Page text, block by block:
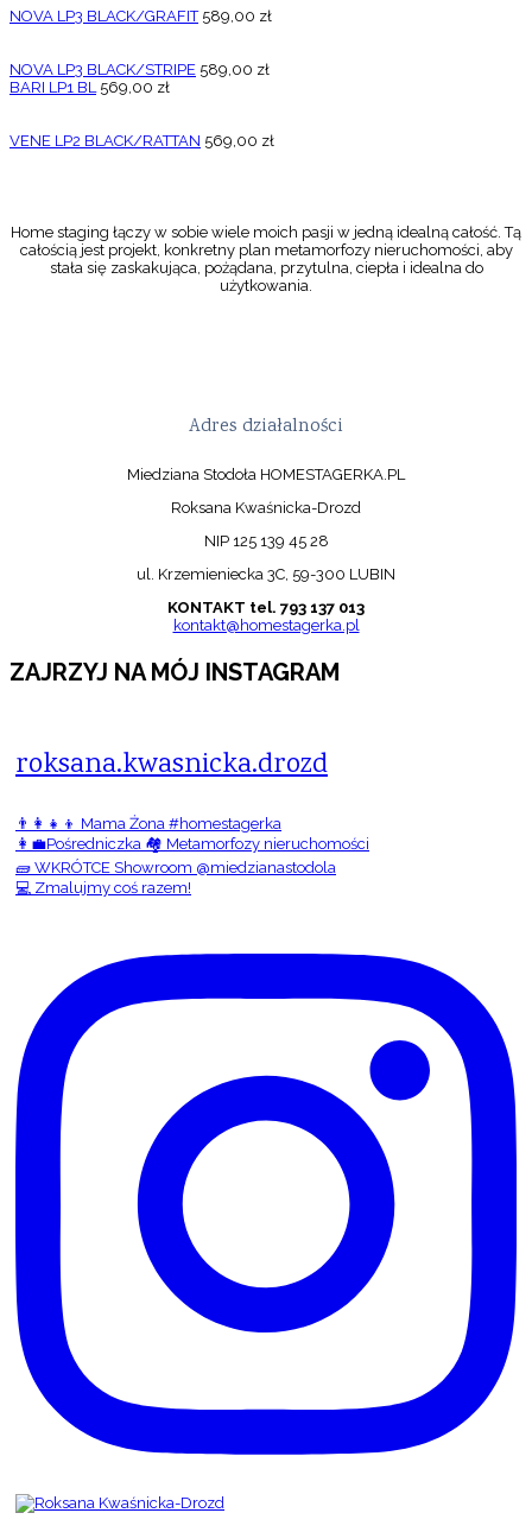
NOVA LP3 BLACK/GRAFIT 589,00 zł
NOVA LP3 BLACK/STRIPE 589,00 zł
BARI LP1 BL 569,00 zł
VENE LP2 BLACK/RATTAN 569,00 zł
Home staging łączy w sobie wiele moich pasji w jedną idealną całość. Tą
całością jest projekt, konkretny plan metamorfozy nieruchomości, aby
stała się zaskakująca, pożądana, przytulna, ciepła i idealna do
użytkowania.
Adres działalności
Miedziana Stodoła HOMESTAGERKA.PL
Roksana Kwaśnicka-Drozd
NIP 125 139 45 28
ul. Krzemieniecka 3C, 59-300 LUBIN
KONTAKT tel. 793 137 013
kontakt@homestagerka.pl
ZAJRZYJ NA MÓJ INSTAGRAM
roksana.kwasnicka.drozd
👨‍👩‍👧‍👦 Mama Żona #homestagerka
👩‍💼Pośredniczka 🏘️ Metamorfozy nieruchomości
🧱 WKRÓTCE Showroom @miedzianastodola
💻 Zmalujmy coś razem!